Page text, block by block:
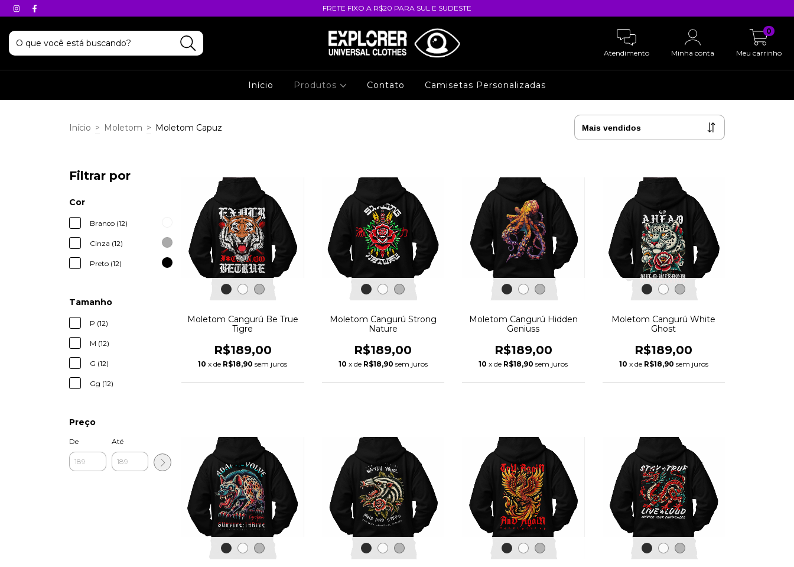
FRETE FIXO A R$20 PARA SUL E SUDESTE
Atendimento Minha conta Meu carrinho
0
Início Produtos Contato Camisetas Personalizadas
Início > Moletom > Moletom Capuz
Filtrar por
Cor
Branco (12)
Cinza (12)
Preto (12)
Tamanho
P (12)
M (12)
G (12)
Gg (12)
Preço
De Até
Moletom Cangurú Be True
Tigre
R$189,00
10 x de R$18,90 sem juros
Moletom Cangurú Strong
Nature
R$189,00
10 x de R$18,90 sem juros
Moletom Cangurú Hidden
Geniuss
R$189,00
10 x de R$18,90 sem juros
Moletom Cangurú White
Ghost
R$189,00
10 x de R$18,90 sem juros